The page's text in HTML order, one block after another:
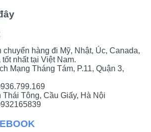
chuyển hàng đi Mỹ, Nhật, Úc, Canada,
nhất tại Việt Nam.
Mạng Tháng Tám, P.11, Quận 3,
Tông, Cầu Giấy, Hà Nội